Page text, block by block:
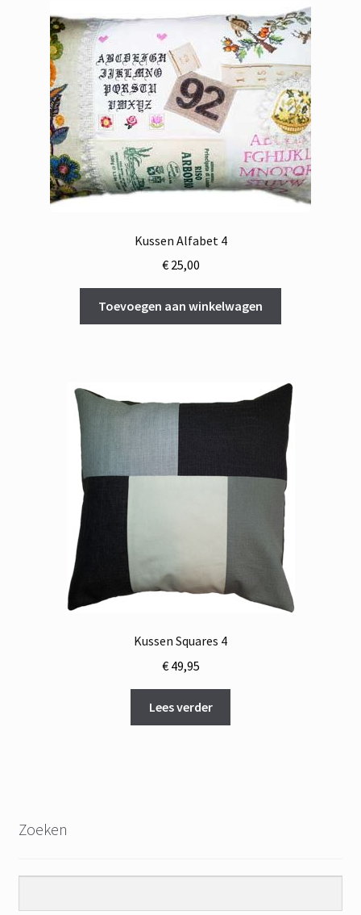
Kussen Alfabet 4
€25,00
Toevoegen aan winkelwagen
Kussen Squares 4
€49,95
Lees verder
Zoeken